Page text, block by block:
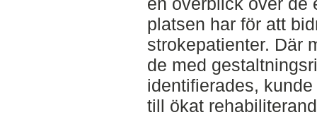
platsen har för att
strokepatienter. Där
de med
identifierades,
till ökat